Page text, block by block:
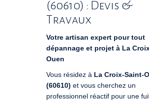
(60610) : Devis &
Travaux
Votre artisan expert pour tout
dépannage et projet à La
Ouen
Vous résidez à La Croix-Saint-
(60610) et vous cherchez un
professionnel réactif pour une